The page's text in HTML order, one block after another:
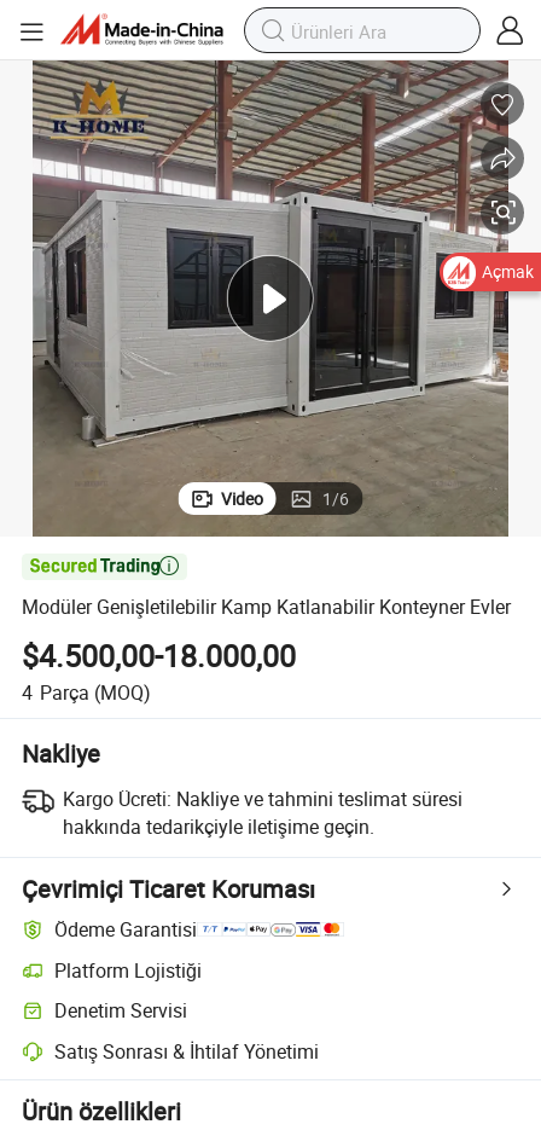
Modüler Genişletilebilir Kamp Katlanabilir Konteyner Evler
Video 1/6

Modüler Genişletilebilir Kamp Katlanabilir Konteyner Evler
$4.500,00-18.000,00
4 Parça (MOQ)
Nakliye
Kargo Ücreti: Nakliye ve tahmini teslimat süresi
hakkında tedarikçiyle iletişime geçin.
Çevrimiçi Ticaret Koruması
Ödeme Garantisi
Platform Lojistiği
Platform destekli lojistik ile daha net gönderi takibi
Denetim Servisi
Seçime bağlı ön sevkiyat denetimi kalite ve miktar kontrolleri için
Satış Sonrası & İhtilaf Yönetimi
Platform destekli uyuşmazlık çözümü, uygun olduğunda iade veya
Ürün özellikleri
Açmak